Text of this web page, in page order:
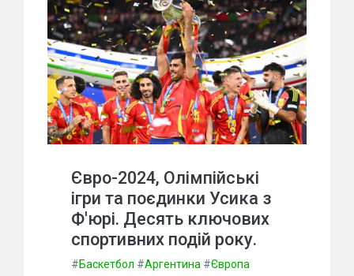
Євро-2024, Олімпійські
ігри та поєдинки Усика з
Ф'юрі. Десять ключових
спортивних подій року.
#Баскетбол #Аргентина #Європа